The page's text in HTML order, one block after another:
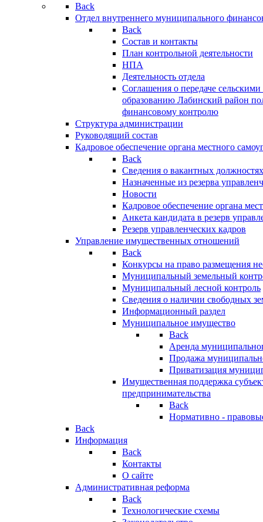
Back
Отдел внутреннего муниципального
Back
Состав и контакты
План контрольной деятельности
НПА
Деятельность отдела
Соглашения о передаче
образованию Лабинский район
финансовому контролю
Структура администрации
Руководящий состав
Кадровое обеспечение органа местного
Back
Сведения о вакантных
Назначенные из резерва
Новости
Кадровое обеспечение органа
Анкета кандидата в резерв
Резерв управленческих кадров
Управление имущественных отношений
Back
Конкурсы на право размещения
Муниципальный земельный
Муниципальный лесной контроль
Сведения о наличии свободных
Информационный раздел
Муниципальное имущество
Back
Аренда
Продажа
Приватизация
Имущественная поддержка
предпринимательства
Back
Нормативно -
Back
Информация
Back
Контакты
О сайте
Административная реформа
Back
Технологические схемы